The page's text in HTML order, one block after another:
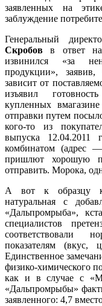
заявленных на
заблуждение
Генеральный
Скробов в ответ на
извинился «за
продукции»,
зависит от
изъявил
купленных
отправки путем
кого-то из
выпуска 12.04.2011
комбинатом (адрес —
пришлют хорошую
отправить. Морока,
А вот к образцу
натуральная с
«Дальпромрыба»,
специалистов
соответствовали
показателям (вкус,
Единственное
физико-химического
как и в случае с
«Дальпромрыбы»
заявленного: 4,7